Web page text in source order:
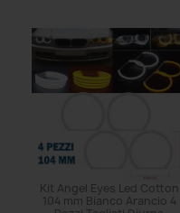
Kit Angel Eyes Led Cotton
104 mm Bianco Arancio 4